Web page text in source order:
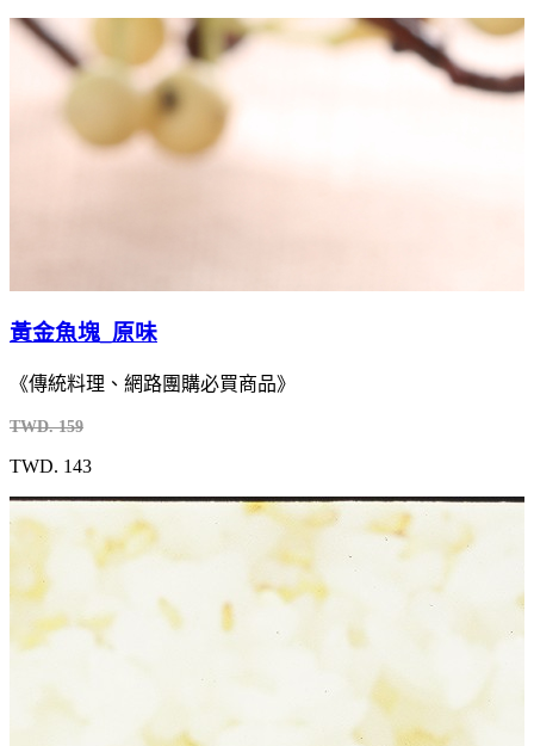
黃金魚塊_原味
《傳統料理、網路團購必買商品》
TWD. 159
TWD. 143